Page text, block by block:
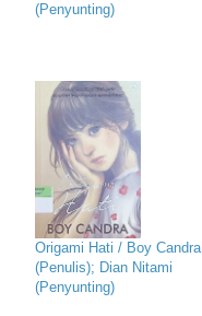
(Penyunting)
Origami Hati / Boy Candra
(Penulis); Dian Nitami
(Penyunting)